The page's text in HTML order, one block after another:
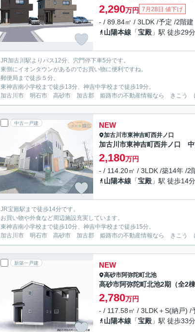
2,290万円 7月28日 値下げ
- / 89.84㎡ / 3LDK /予定 /2階建
山陽本線 「宝殿 」駅 徒歩29分
JR加古川駅よりバス12分、穴門停下車5分です。
東側にイオンタウンがあるのでお買い物に便利ですね。
郵便局まで徒歩５分。
東神吉南小学校まで徒歩13分、神吉中学校まで徒歩19分。
加古川市 明石市 高砂市 加古郡 姫路市の不動産情報なら きこう に
中古一戸建 NEW
加古川市東神吉町西井ノ口
加古川市東神吉町西井ノ口
2,180万円
- / 114.20㎡ / 3LDK /築14年 /2
山陽本線 「宝殿 」駅 徒歩14分
JR宝殿駅まで徒歩14分です。
お買い物や外食など周辺施設充実しています。
東神吉南小学校まで徒歩10分、神吉中学校まで徒歩15分。
加古川市 明石市 高砂市 加古郡 姫路市の不動産情報なら きこう に
新築一戸建 NEW
高砂市阿弥陀町北池
高砂市阿弥陀町北池2期（全2
2,780万円
- / 117.58㎡ / 3LDK＋S(納戸) /
山陽本線 「宝殿 」駅 徒歩33分